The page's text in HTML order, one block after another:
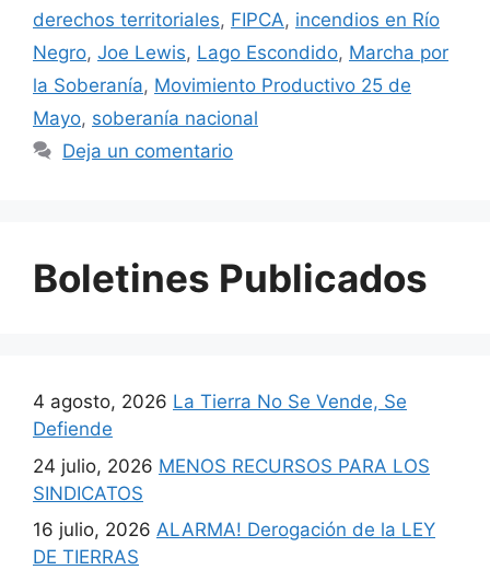
derechos territoriales, FIPCA, incendios en Río
Negro, Joe Lewis, Lago Escondido, Marcha por
la Soberanía, Movimiento Productivo 25 de
Mayo, soberanía nacional
Deja un comentario
Boletines Publicados
4 agosto, 2026 La Tierra No Se Vende, Se
Defiende
24 julio, 2026 MENOS RECURSOS PARA LOS
SINDICATOS
16 julio, 2026 ALARMA! Derogación de la LEY
DE TIERRAS